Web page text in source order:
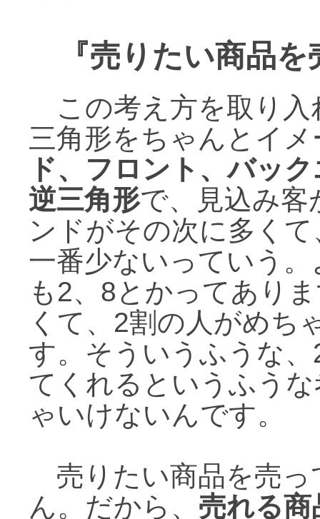
『売りたい商品を
この考え方を取り入
三角形をちゃんとイ
ド、フロント、バッ
逆三角形で、見込み客
ンドがその次に多く
一番少ないっていう
も2、8とかってあり
くて、2割の人がめち
す。そういうふうな
てくれるというふう
ゃいけないんです。
売りたい商品を売っ
ん。だから、 売れる